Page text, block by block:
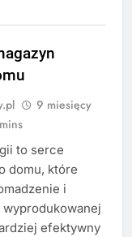
9 miesięcy
to serce
domu, które
i
efektywny